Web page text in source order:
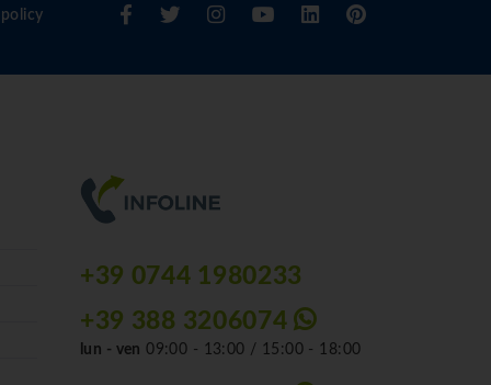
+39 0744 1980233
+39 388 3206074
lun - ven 09:00 - 13:00 / 15:00 - 18:00